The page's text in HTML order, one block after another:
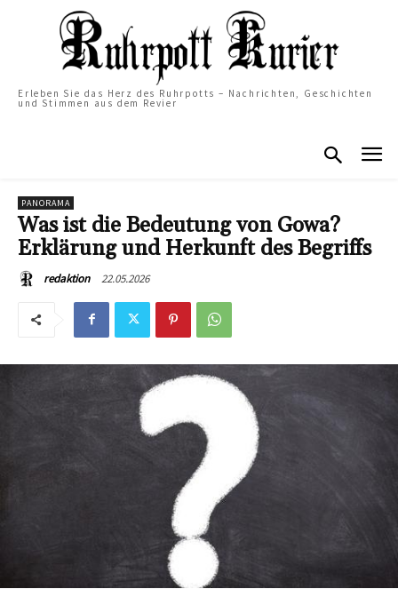
Erleben Sie das Herz des Ruhrpotts – Nachrichten, Geschichten
und Stimmen aus dem Revier
PANORAMA
Was ist die Bedeutung von Gowa?
Erklärung und Herkunft des Begriffs
redaktion 22.05.2026